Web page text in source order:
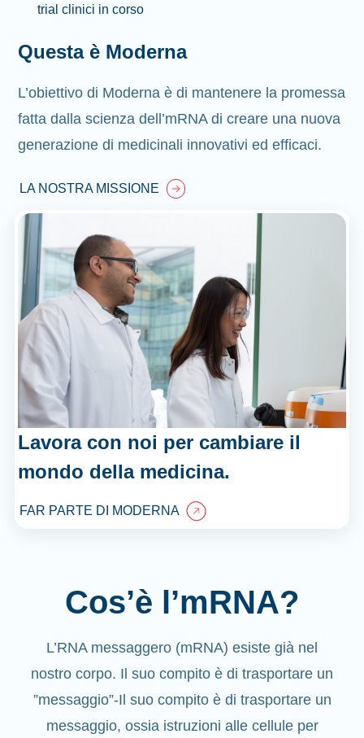
trial clinici in corso
Questa è Moderna
L’obiettivo di Moderna è di mantenere la promessa
fatta dalla scienza dell’mRNA di creare una nuova
generazione di medicinali innovativi ed efficaci.
LA NOSTRA MISSIONE
Lavora con noi per cambiare il
mondo della medicina.
FAR PARTE DI MODERNA
Cos’è l’mRNA?
L’RNA messaggero (mRNA) esiste già nel
nostro corpo. Il suo compito è di trasportare un
”messaggio”-Il suo compito è di trasportare un
messaggio, ossia istruzioni alle cellule per